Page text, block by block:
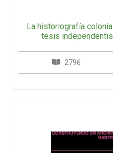
La historiografía
tesis
2796